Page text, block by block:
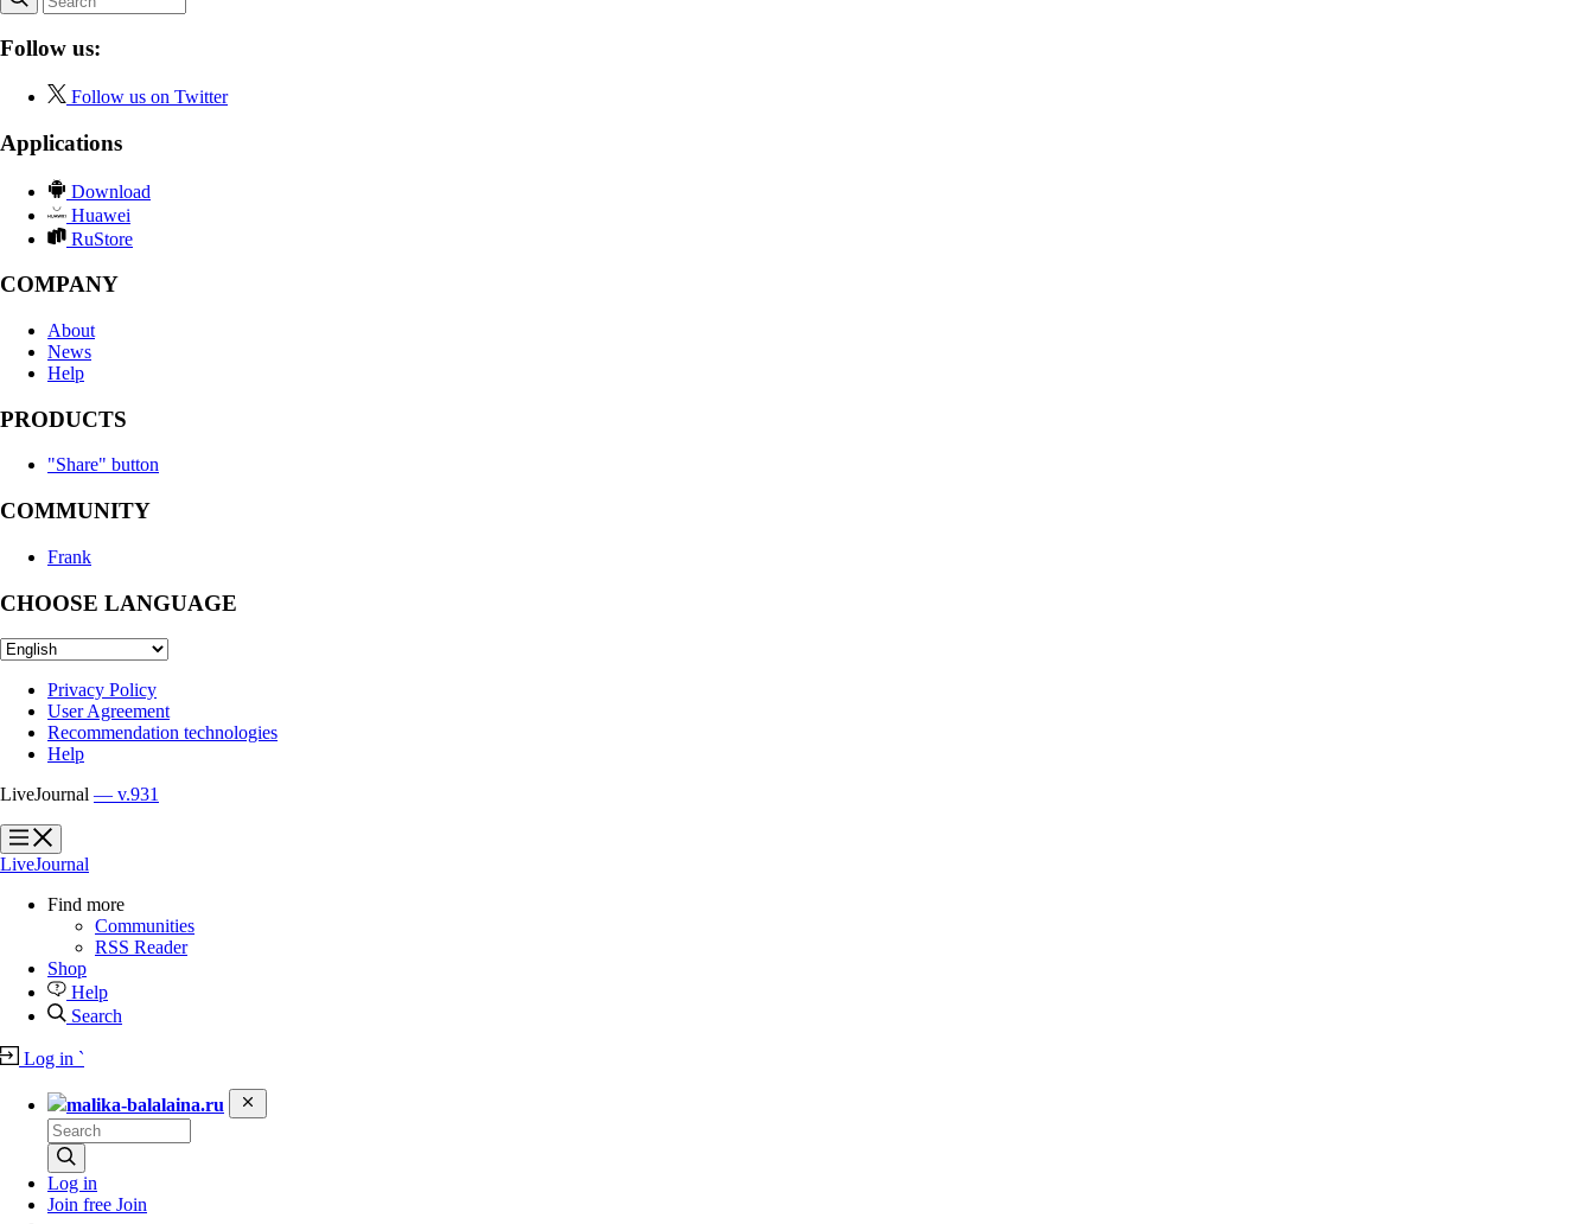
Follow us:
Follow us on Twitter
Applications
Download
Huawei
RuStore
COMPANY
About
News
Help
PRODUCTS
"Share" button
COMMUNITY
Frank
CHOOSE LANGUAGE
Privacy Policy
User Agreement
Recommendation technologies
Help
LiveJournal — v.931
?
?
LiveJournal
Find more
Communities
RSS Reader
Shop
Help
Search
Log in `
malika-balalaina.ru
Log in
Join free Join